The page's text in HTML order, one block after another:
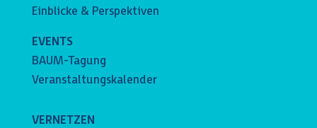
Einblicke & Perspektiven
EVENTS
BAUM-Tagung
Veranstaltungskalender
VERNETZEN